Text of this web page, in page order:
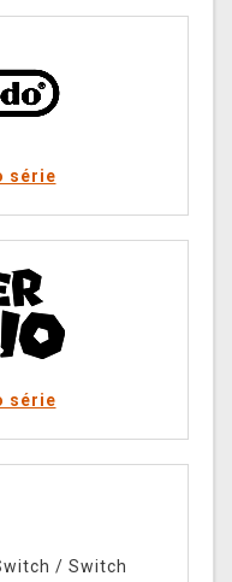
série
série
/ Switch